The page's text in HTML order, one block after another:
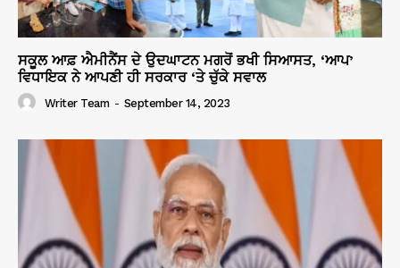
ਸਕੂਲ ਆਫ਼ ਐਮੀਨੈਂਸ ਦੇ ਉਦਘਾਟਨ ਮਗਰੋਂ ਭਖੀ ਸਿਆਸਤ, ‘ਆਪ’
ਵਿਧਾਇਕ ਨੇ ਆਪਣੀ ਹੀ ਸਰਕਾਰ ‘ਤੇ ਚੁੱਕੇ ਸਵਾਲ
Writer Team - September 14, 2023